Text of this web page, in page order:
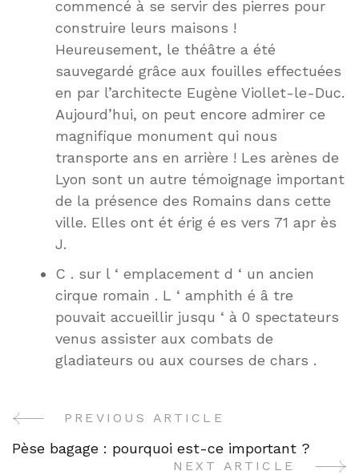
commencé à se servir des pierres pour
construire leurs maisons !
Heureusement, le théâtre a été
sauvegardé grâce aux fouilles effectuées
en par l’architecte Eugène Viollet-le-Duc.
Aujourd’hui, on peut encore admirer ce
magnifique monument qui nous
transporte ans en arrière ! Les arènes de
Lyon sont un autre témoignage important
de la présence des Romains dans cette
ville. Elles ont ét érig é es vers 71 apr ès
J.
C . sur l ‘ emplacement d ‘ un ancien
cirque romain . L ‘ amphith é â tre
pouvait accueillir jusqu ‘ à 0 spectateurs
venus assister aux combats de
gladiateurs ou aux courses de chars .
PostPREVIOUS ARTICLE
Pèse bagage : pourquoi est-ce important ?
NEXT ARTICLE